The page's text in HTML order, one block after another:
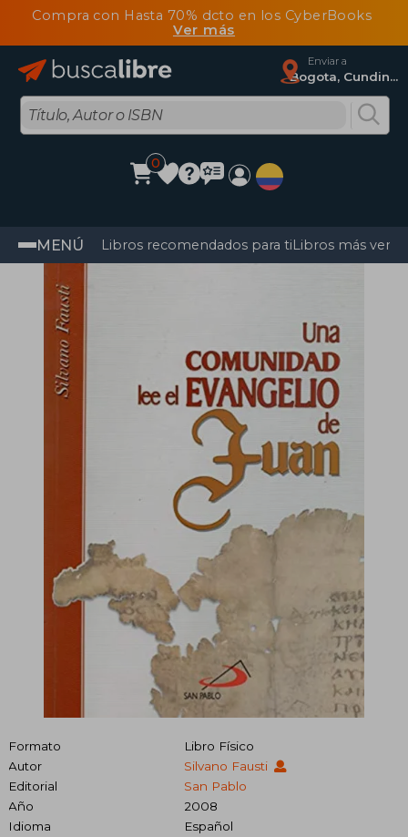
Compra con Hasta 70% dcto en los CyberBooks
Ver más
Enviar a
Bogota, Cundinamarca
0
MENÚ Libros recomendados para tiLibros más
Formato
Libro Físico
Autor
Silvano Fausti
Editorial
San Pablo
Año
2008
Idioma
Español